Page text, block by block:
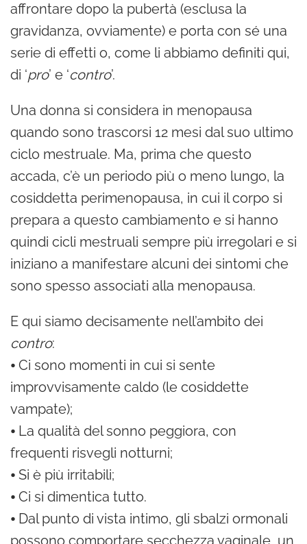
affrontare dopo la pubertà (esclusa la
gravidanza, ovviamente) e porta con sé una
serie di effetti o, come li abbiamo definiti qui,
di ‘pro’ e ‘contro’.
Una donna si considera in menopausa
quando sono trascorsi 12 mesi dal suo ultimo
ciclo mestruale. Ma, prima che questo
accada, c’è un periodo più o meno lungo, la
cosiddetta perimenopausa, in cui il corpo si
prepara a questo cambiamento e si hanno
quindi cicli mestruali sempre più irregolari e si
iniziano a manifestare alcuni dei sintomi che
sono spesso associati alla menopausa.
E qui siamo decisamente nell’ambito dei
contro:
⦁ Ci sono momenti in cui si sente
improvvisamente caldo (le cosiddette
vampate);
⦁ La qualità del sonno peggiora, con
frequenti risvegli notturni;
⦁ Si è più irritabili;
⦁ Ci si dimentica tutto.
⦁ Dal punto di vista intimo, gli sbalzi ormonali
possono comportare secchezza vaginale, un